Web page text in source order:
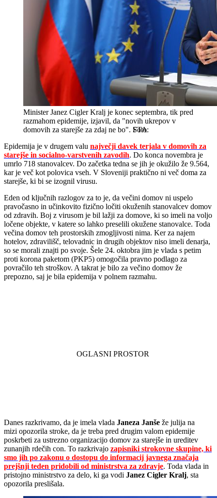
Minister Janez Cigler Kralj je konec septembra, tik pred
razmahom epidemije, izjavil, da "novih ukrepov v
domovih za starejše za zdaj ne bo". STA
Epidemija je v drugem valu največji davek terjala v domovih za
starejše in socialno-varstvenih zavodih. Do konca novembra je
umrlo 718 stanovalcev. Do začetka tedna se jih je okužilo že 9.564,
kar je več kot polovica vseh. V Sloveniji praktično ni več doma za
starejše, ki bi se izognil virusu.
Eden od ključnih razlogov za to je, da večini domov ni uspelo
pravočasno in učinkovito fizično ločiti okuženih stanovalcev domov
od zdravih. Boj z virusom je bil lažji za domove, ki so imeli na voljo
ločene objekte, v katere so lahko preselili okužene stanovalce. Toda
večina domov teh prostorskih zmogljivosti nima. Ker za najem
hotelov, zdravilišč, telovadnic in drugih objektov niso imeli denarja,
so se morali znajti po svoje. Šele 24. oktobra jim je vlada s petim
proti korona paketom (PKP5) omogočila pravno podlago za
povračilo teh stroškov. A takrat je bilo za večino domov že
prepozno, saj je bila epidemija v polnem razmahu.
Danes razkrivamo, da je imela vlada Janeza Janše že julija na
mizi opozorila stroke, da je treba pred drugim valom epidemije
poskrbeti za ustrezno organizacijo domov za starejše in ureditev
zunanjih rdečih con. To razkrivajo zapisniki strokovne skupine, ki
smo jih po zakonu o dostopu do informacij javnega značaja
prejšnji teden pridobili od ministrstva za zdravje. Toda vlada in
pristojno ministrstvo za delo, ki ga vodi Janez Cigler Kralj, sta
opozorila preslišala.